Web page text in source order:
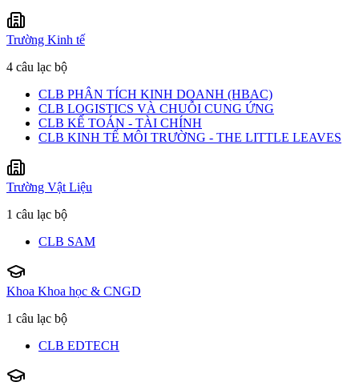
Trường Kinh tế
4 câu lạc bộ
CLB PHÂN TÍCH KINH DOANH (HBAC)
CLB LOGISTICS VÀ CHUỖI CUNG ỨNG
CLB KẾ TOÁN - TÀI CHÍNH
CLB KINH TẾ MÔI TRƯỜNG - THE LITTLE LEAVES
Trường Vật Liệu
1 câu lạc bộ
CLB SAM
Khoa Khoa học & CNGD
1 câu lạc bộ
CLB EDTECH